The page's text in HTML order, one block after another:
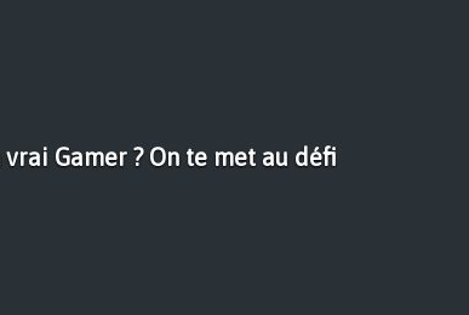
Gamer ? On te met au défi